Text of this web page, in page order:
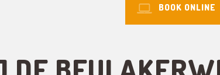
BOOK ONLINE